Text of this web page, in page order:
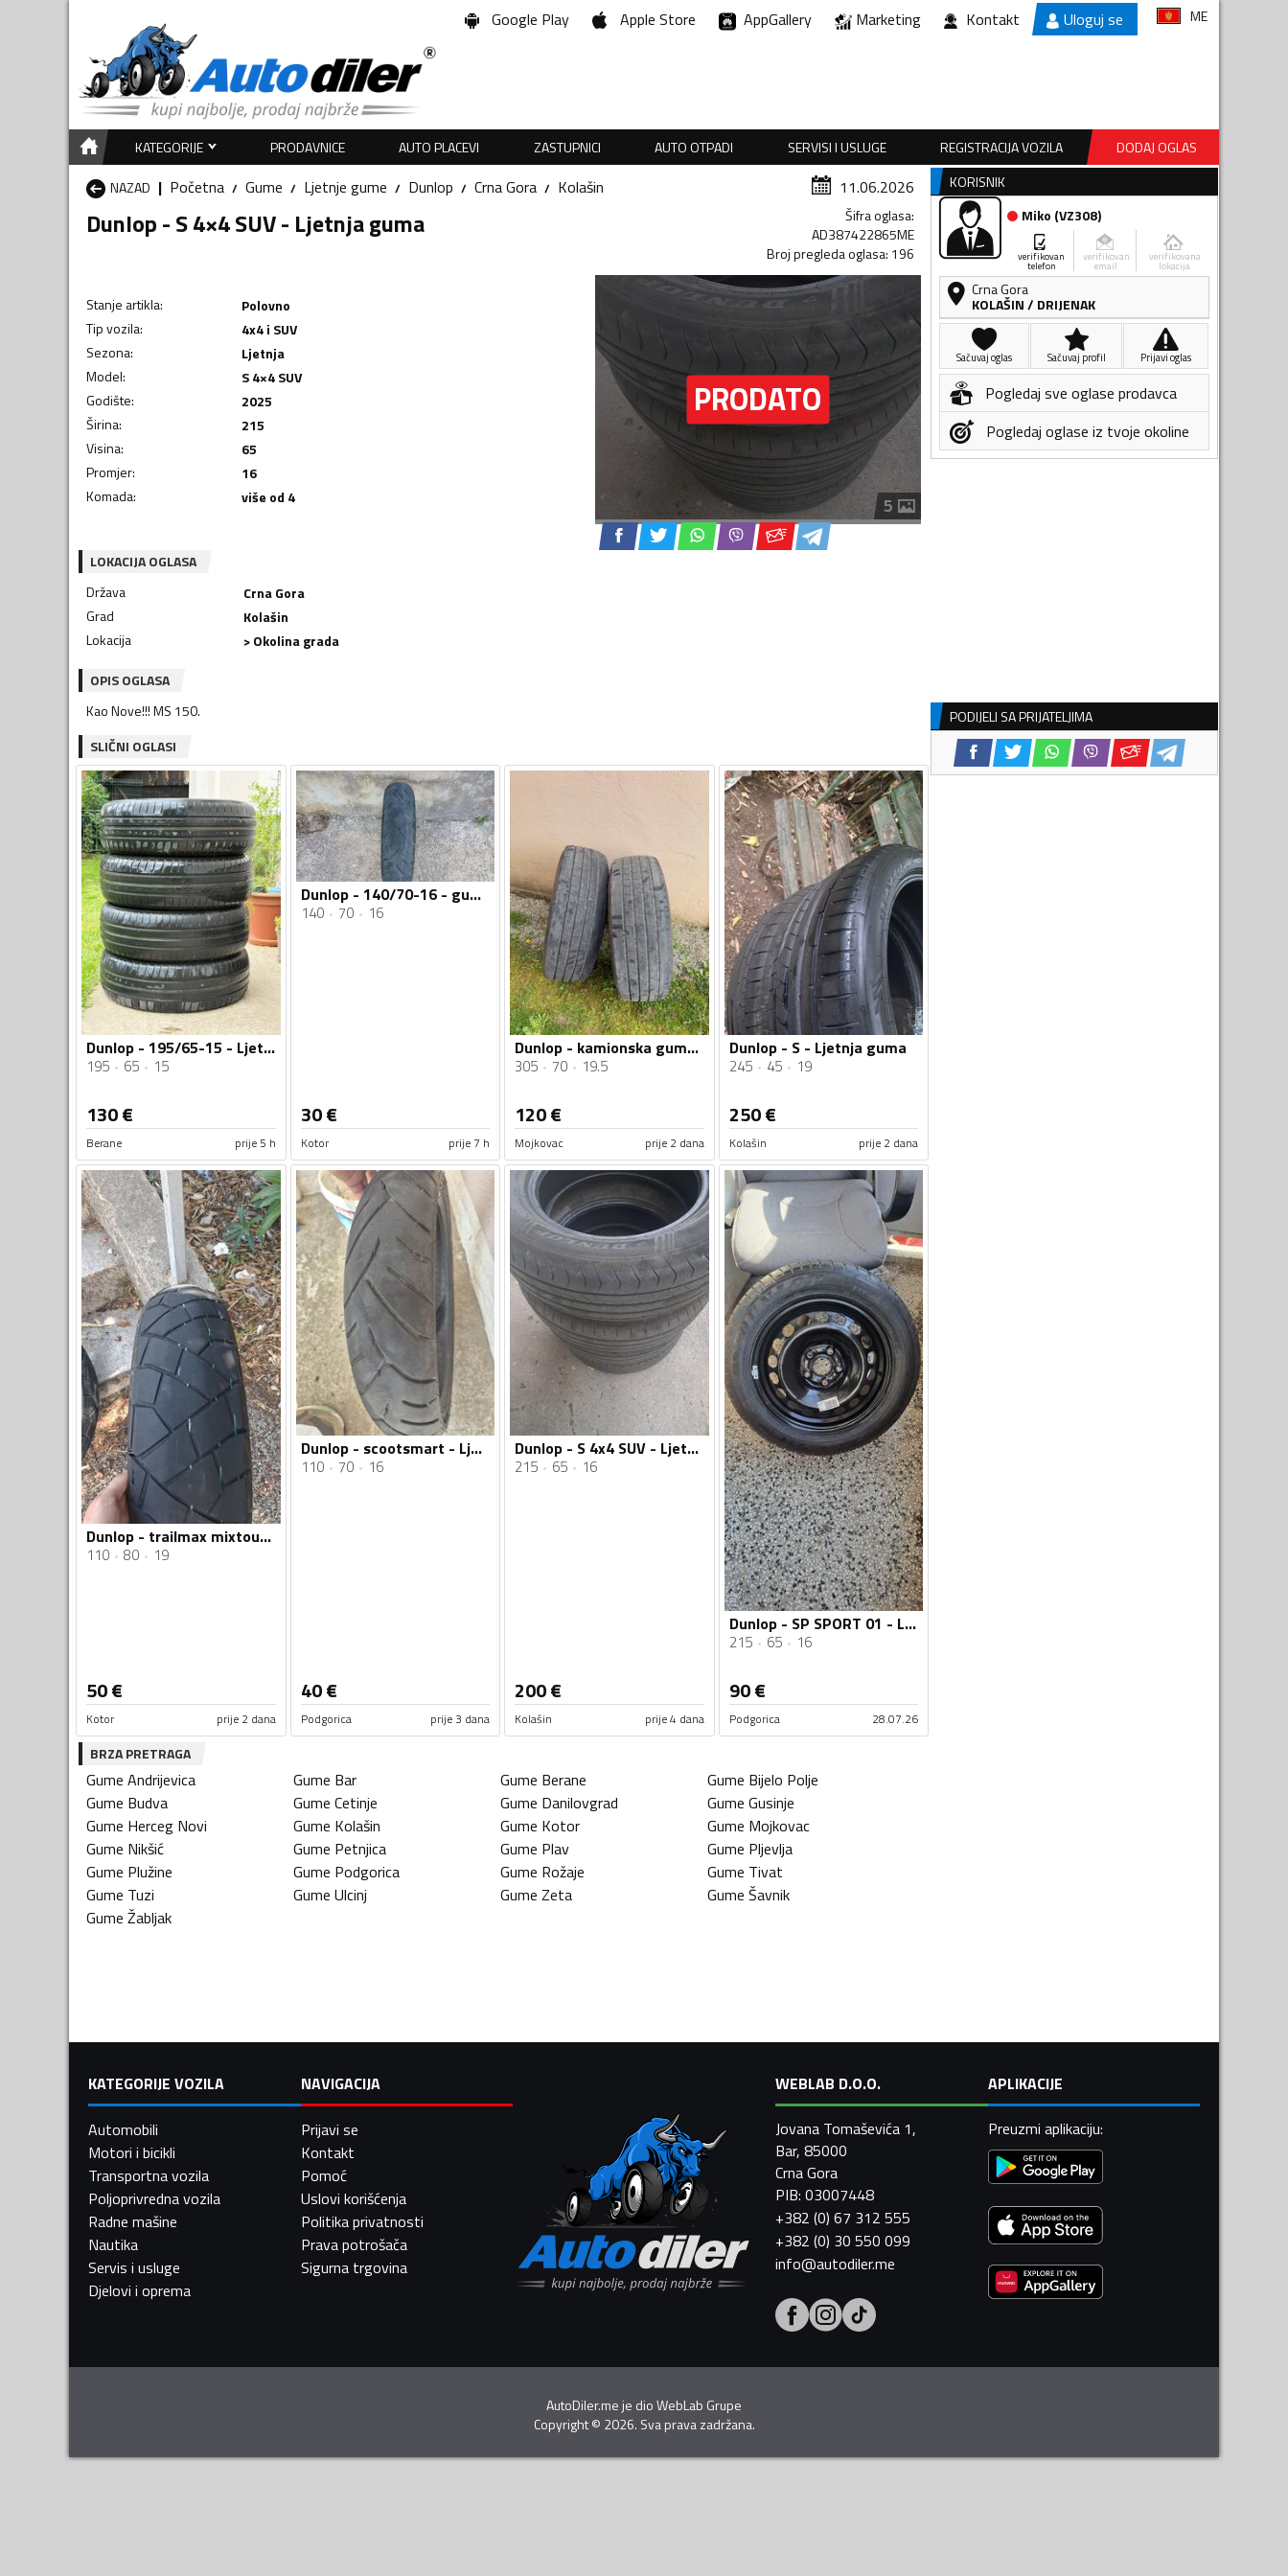
Google Play Apple Store AppGallery Marketing Kontakt Uloguj se ME
KATEGORIJE PRODAVNICE AUTO PLACEVI ZASTUPNICI AUTO OTPADI SERVISI I USLUGE REGISTRACIJA VOZILA
DODAJ OGLAS
NAZAD
Početna Gume Ljetnje gume Dunlop Crna Gora Kolašin 11.06.2026
Dunlop - S 4×4 SUV - Ljetnja guma Šifra oglasa:
AD387422865ME
Broj pregleda oglasa: 196
Stanje artikla:
Polovno
Tip vozila:
4x4 i SUV
Sezona:
Ljetnja
Model:
S 4×4 SUV
Godište:
2025
Širina:
215
Visina:
65
Promjer:
16
Komada: više od 4 5
LOKACIJA OGLASA
Država
Crna Gora
Grad
Kolašin
Lokacija
> Okolina grada
OPIS OGLASA
Kao Nove!!! MS 150.
SLIČNI OGLASI
Dunlop - 195/65-15 - Ljetnja guma
195 65 15
130€
Berane prije 5 h
Dunlop - 140/70-16 - guma
140 70 16
30€
Kotor prije 7 h
Dunlop - kamionska guma - Univerzalna guma
305 70 19.5
120€
Mojkovac prije 2 dana
Dunlop - S - Ljetnja guma
245 45 19
250€
Kolašin prije 2 dana
Dunlop - trailmax mixtour - Univerzalna guma
110 80 19
50€
Kotor prije 2 dana
Dunlop - scootsmart - Ljetnja guma
110 70 16
40€
Podgorica prije 3 dana
Dunlop - S 4x4 SUV - Ljetnja guma
215 65 16
200€
Kolašin prije 4 dana
Dunlop - SP SPORT 01 - Ljetnja guma
215 65 16
90€
Podgorica 28.07.26
BRZA PRETRAGA
Gume Andrijevica Gume Bar Gume Berane Gume Bijelo Polje
Gume Budva Gume Cetinje Gume Danilovgrad Gume Gusinje
Gume Herceg Novi Gume Kolašin Gume Kotor Gume Mojkovac
Gume Nikšić Gume Petnjica Gume Plav Gume Pljevlja
Gume Plužine Gume Podgorica Gume Rožaje Gume Tivat
Gume Tuzi Gume Ulcinj Gume Zeta Gume Šavnik
Gume Žabljak
KORISNIK
Miko (VZ308)
verifikovan
telefon
verifikovan
email
verifikovana
lokacija
Crna Gora
KOLAŠIN/ DRIJENAK
Sačuvaj oglas Sačuvaj profil Prijavi oglas
Pogledaj sve oglase prodavca
Pogledaj oglase iz tvoje okoline
PODIJELI SA PRIJATELJIMA
KATEGORIJE VOZILA
Automobili
Motori i bicikli
Transportna vozila
Poljoprivredna vozila
Radne mašine
Nautika
Servis i usluge
Djelovi i oprema
NAVIGACIJA
Prijavi se
Kontakt
Pomoć
Uslovi korišćenja
Politika privatnosti
Prava potrošača
Sigurna trgovina
WEBLAB D.O.O.
Jovana Tomaševića 1,
Bar, 85000
Crna Gora
PIB: 03007448
+382 (0) 67 312 555
+382 (0) 30 550 099
info@autodiler.me
APLIKACIJE
Preuzmi aplikaciju:
AutoDiler.me je dioWebLab Grupe
Copyright© 2026. Sva prava zadržana.